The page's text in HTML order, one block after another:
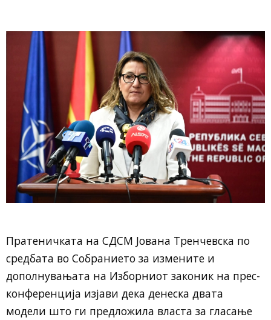
Пратеничката на СДСМ Јована Тренчевска по
средбата во Собранието за измените и
дополнувањата на Изборниот законик на прес-
конференција изјави дека денеска двата
модели што ги предложила власта за гласање